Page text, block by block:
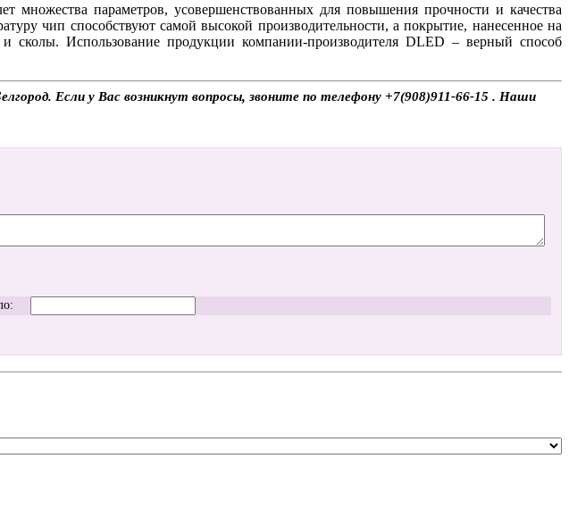
множества параметров, усовершенствованных для повышения прочности и качества
чип способствуют самой высокой производительности, а покрытие, нанесенное на
Использование продукции компании-производителя DLED – верный способ
Если у Вас возникнут вопросы, звоните по телефону +7(908)911-66-15 . Наши